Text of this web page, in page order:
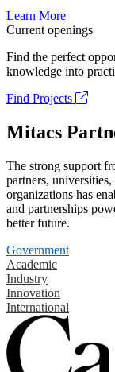
Learn More
Current openings
Find the perfect
knowledge into
Find Projects
Mitacs
The strong support
partners,
organizations has
and partnerships
better future.
Government
Academic
Industry
Innovation
International